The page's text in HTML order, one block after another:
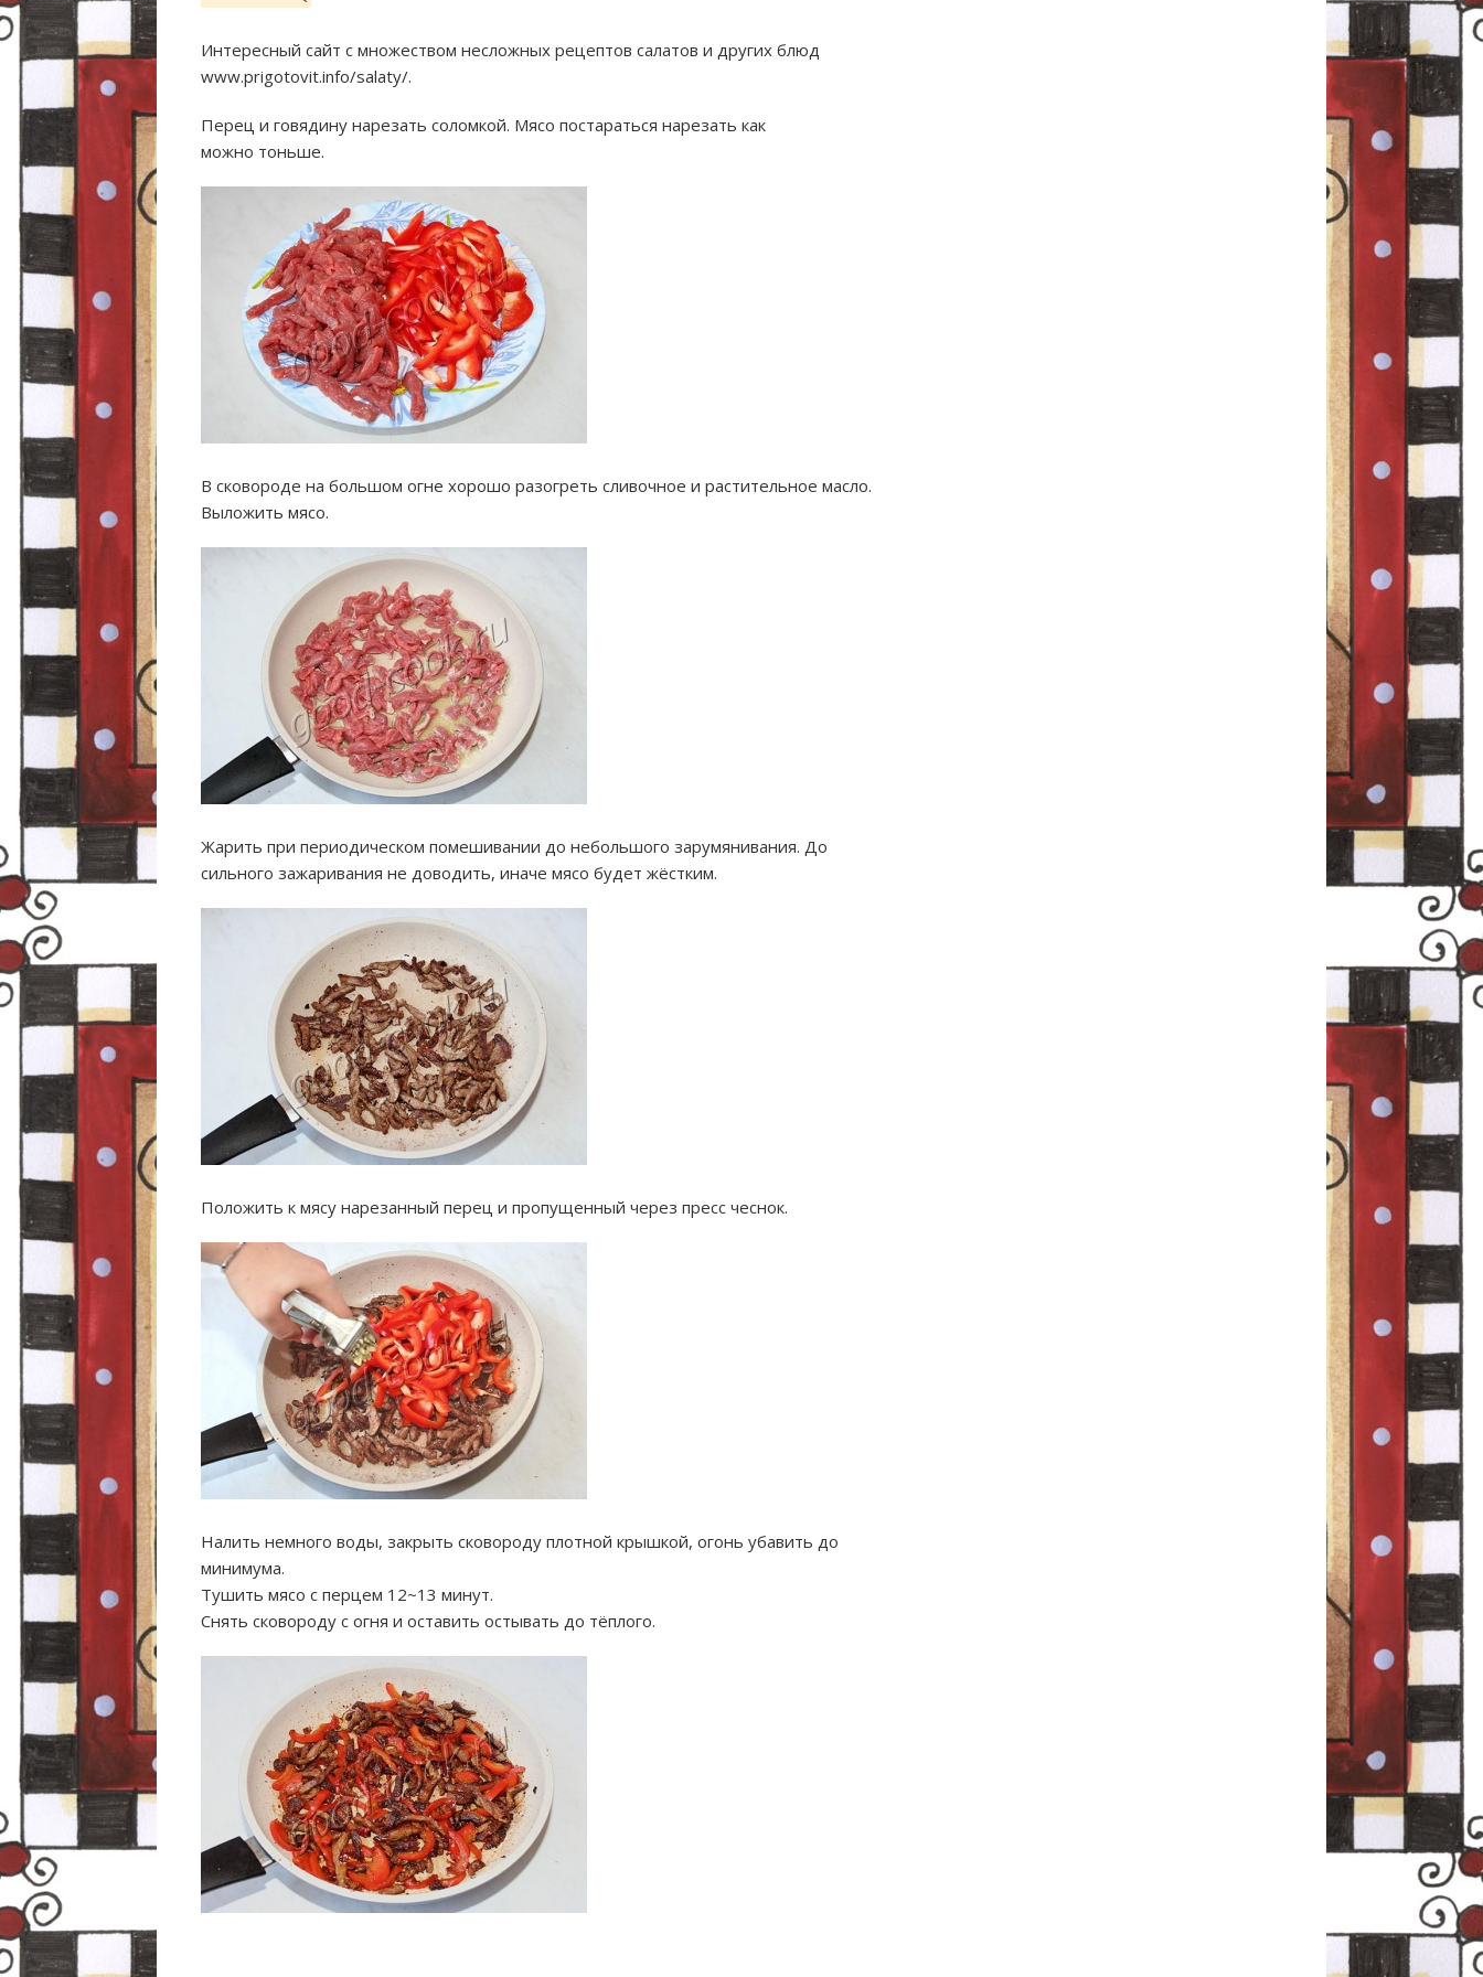
Интересный сайт с множеством несложных рецептов салатов и других блюд
www.prigotovit.info/salaty/.
Перец и говядину нарезать соломкой. Мясо постараться нарезать как
можно тоньше.
В сковороде на большом огне хорошо разогреть сливочное и растительное масло.
Выложить мясо.
Жарить при периодическом помешивании до небольшого зарумянивания. До
сильного зажаривания не доводить, иначе мясо будет жёстким.
Положить к мясу нарезанный перец и пропущенный через пресс чеснок.
Налить немного воды, закрыть сковороду плотной крышкой, огонь убавить до
минимума.
Тушить мясо с перцем 12~13 минут.
Снять сковороду с огня и оставить остывать до тёплого.